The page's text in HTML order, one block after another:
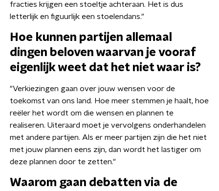
fracties krijgen een stoeltje achteraan. Het is dus
letterlijk en figuurlijk een stoelendans."
Hoe kunnen partijen allemaal
dingen beloven waarvan je vooraf
eigenlijk weet dat het niet waar is?
"Verkiezingen gaan over jouw wensen voor de
toekomst van ons land. Hoe meer stemmen je haalt, hoe
reëler het wordt om die wensen en plannen te
realiseren. Uiteraard moet je vervolgens onderhandelen
met andere partijen. Als er meer partijen zijn die het niet
met jouw plannen eens zijn, dan wordt het lastiger om
deze plannen door te zetten."
Waarom gaan debatten via de